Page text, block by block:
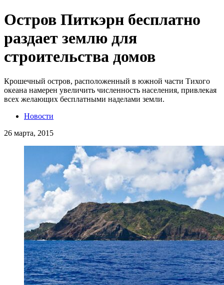
Остров Питкэрн бесплатно
раздает землю для
строительства домов
Крошечный остров, расположенный в южной части Тихого
океана намерен увеличить численность населения, привлекая
всех желающих бесплатными наделами земли.
Новости
26 марта, 2015